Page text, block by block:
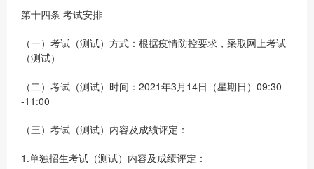
第十四条 考试安排
（一）考试（测试）方式：根据疫情防控要求，采取网上考试
（测试）
（二）考试（测试）时间：2021年3月14日（星期日）09:30-
-11:00
（三）考试（测试）内容及成绩评定：
1.单独招生考试（测试）内容及成绩评定：